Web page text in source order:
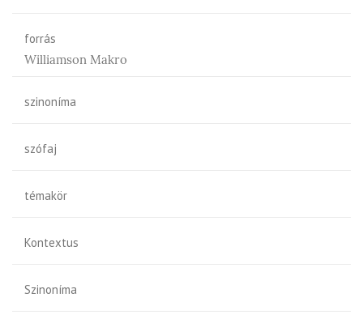
forrás
Williamson Makro
szinoníma
szófaj
témakör
Kontextus
Szinoníma